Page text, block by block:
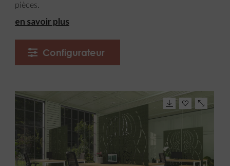
pièces.
en savoir plus
Configurateur